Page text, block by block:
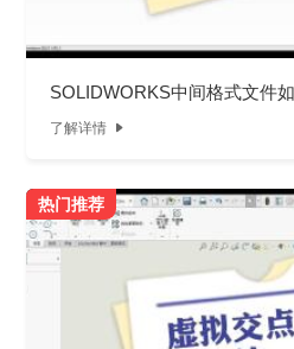
SOLIDWORKS中间格式文件
了解详情 
热门推荐